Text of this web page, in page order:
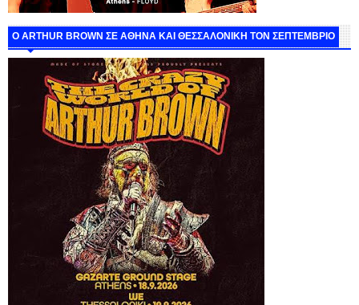
O ARTHUR BROWN ΣΕ ΑΘΗΝΑ ΚΑΙ ΘΕΣΣΑΛΟΝΙΚΗ ΤΟΝ ΣΕΠΤΕΜΒΡΙΟ